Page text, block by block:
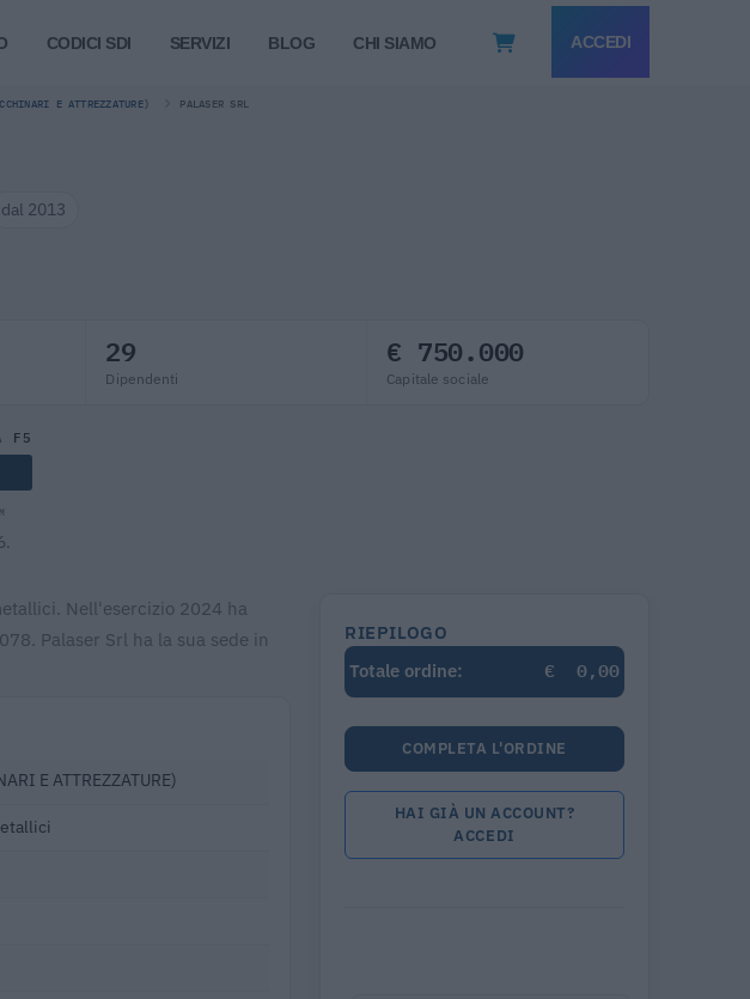
CODICI SDI SERVIZI BLOG CHI SIAMO ACCEDI
E ATTREZZATURE) PALASER SRL
dal 2013
29
Dipendenti
€ 750.000
Capitale sociale
F5
Nell'esercizio 2024 ha
Palaser Srl ha la sua sede in
E ATTREZZATURE)
RIEPILOGO
Totale ordine:
€ 0,00
COMPLETA L'ORDINE
HAI GIÀ UN ACCOUNT?
ACCEDI